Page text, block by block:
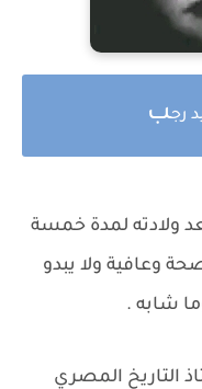
رجب
ولادته لمدة خمسة
وعافية ولا يبدو
شابه .
التاريخ المصري